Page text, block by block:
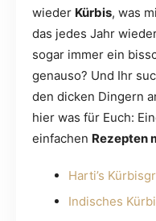
wieder Kürbis, was
das jedes Jahr
sogar immer ein
genauso? Und Ihr
den dicken Dingern
hier was für Euch:
einfachen Rezepten
Harti’s
Indisches